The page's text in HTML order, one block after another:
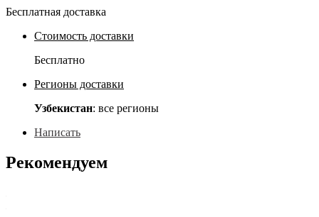
Бесплатная доставка
Стоимость доставки
Бесплатно
Регионы доставки
Узбекистан: все регионы
Написать
Рекомендуем